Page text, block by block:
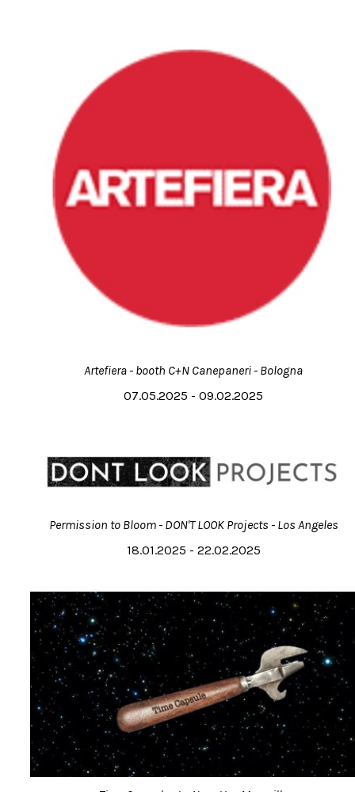
Artefiera - booth C+N Canepaneri - Bologna
07.05.2025 - 09.02.2025
Permission to Bloom - DON'T LOOK Projects - Los Angeles
18.01.2025 - 22.02.2025